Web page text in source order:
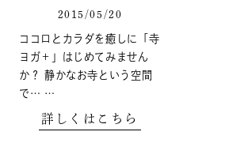
2015/05/20
ココロとカラダを癒しに「寺
ヨガ＋」はじめてみません
か？ 静かなお寺という空間
で… …
詳しくはこちら